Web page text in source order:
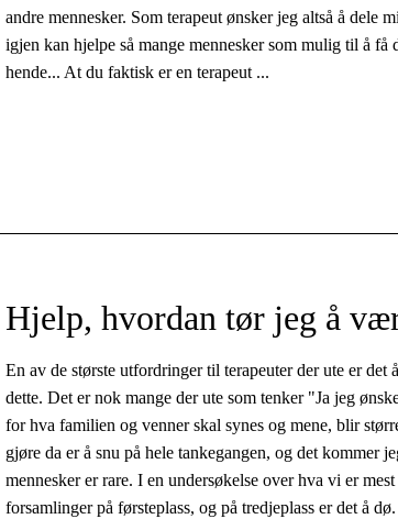
andre mennesker. Som terapeut ønsker jeg altså å dele
igjen kan hjelpe så mange mennesker som mulig til å få
hende... At du faktisk er en terapeut ...
Hjelp, hvordan tør jeg å
En av de største utfordringer til terapeuter der ute er
dette. Det er nok mange der ute som tenker "Ja jeg
for hva familien og venner skal synes og mene, blir
gjøre da er å snu på hele tankegangen, og det kommer
mennesker er rare. I en undersøkelse over hva vi er
forsamlinger på førsteplass, og på tredjeplass er det å